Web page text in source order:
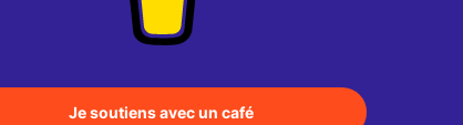
Je soutiens avec un café